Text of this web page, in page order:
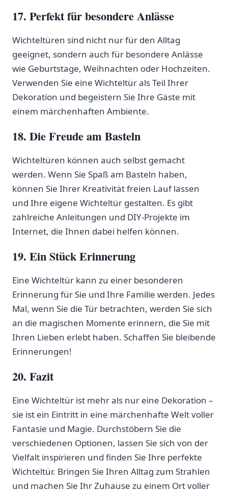
17. Perfekt​ für besondere Anlässe
Wichteltüren sind nicht nur für den Alltag
geeignet, sondern auch für besondere Anlässe
wie Geburtstage, Weihnachten oder Hochzeiten.
‌Verwenden Sie eine Wichteltür als Teil Ihrer
Dekoration und begeistern Sie Ihre Gäste mit
einem märchenhaften Ambiente.
18. Die Freude am ​Basteln
Wichteltüren können auch⁣ selbst gemacht
werden. Wenn Sie Spaß am Basteln haben,
können Sie Ihrer ‌Kreativität freien Lauf lassen
und Ihre eigene Wichteltür gestalten. Es gibt
zahlreiche Anleitungen und DIY-Projekte im
Internet, die ⁣Ihnen dabei helfen können.
19. Ein Stück Erinnerung
Eine Wichteltür kann zu einer besonderen
Erinnerung für Sie und Ihre Familie werden. Jedes
Mal, wenn Sie die ⁤Tür betrachten, werden Sie sich
an die magischen Momente erinnern, die Sie‍ mit
Ihren Lieben erlebt haben. Schaffen Sie bleibende
Erinnerungen!
20. Fazit
Eine Wichteltür ist mehr als nur eine⁣ Dekoration –
sie ist ein Eintritt in eine märchenhafte Welt voller
Fantasie und Magie. Durchstöbern Sie die
verschiedenen Optionen,‍ lassen Sie sich von der
Vielfalt inspirieren und finden ​Sie⁤ Ihre perfekte
Wichteltür. Bringen Sie Ihren Alltag ‌zum Strahlen
und machen Sie Ihr Zuhause zu⁢ einem Ort voller​